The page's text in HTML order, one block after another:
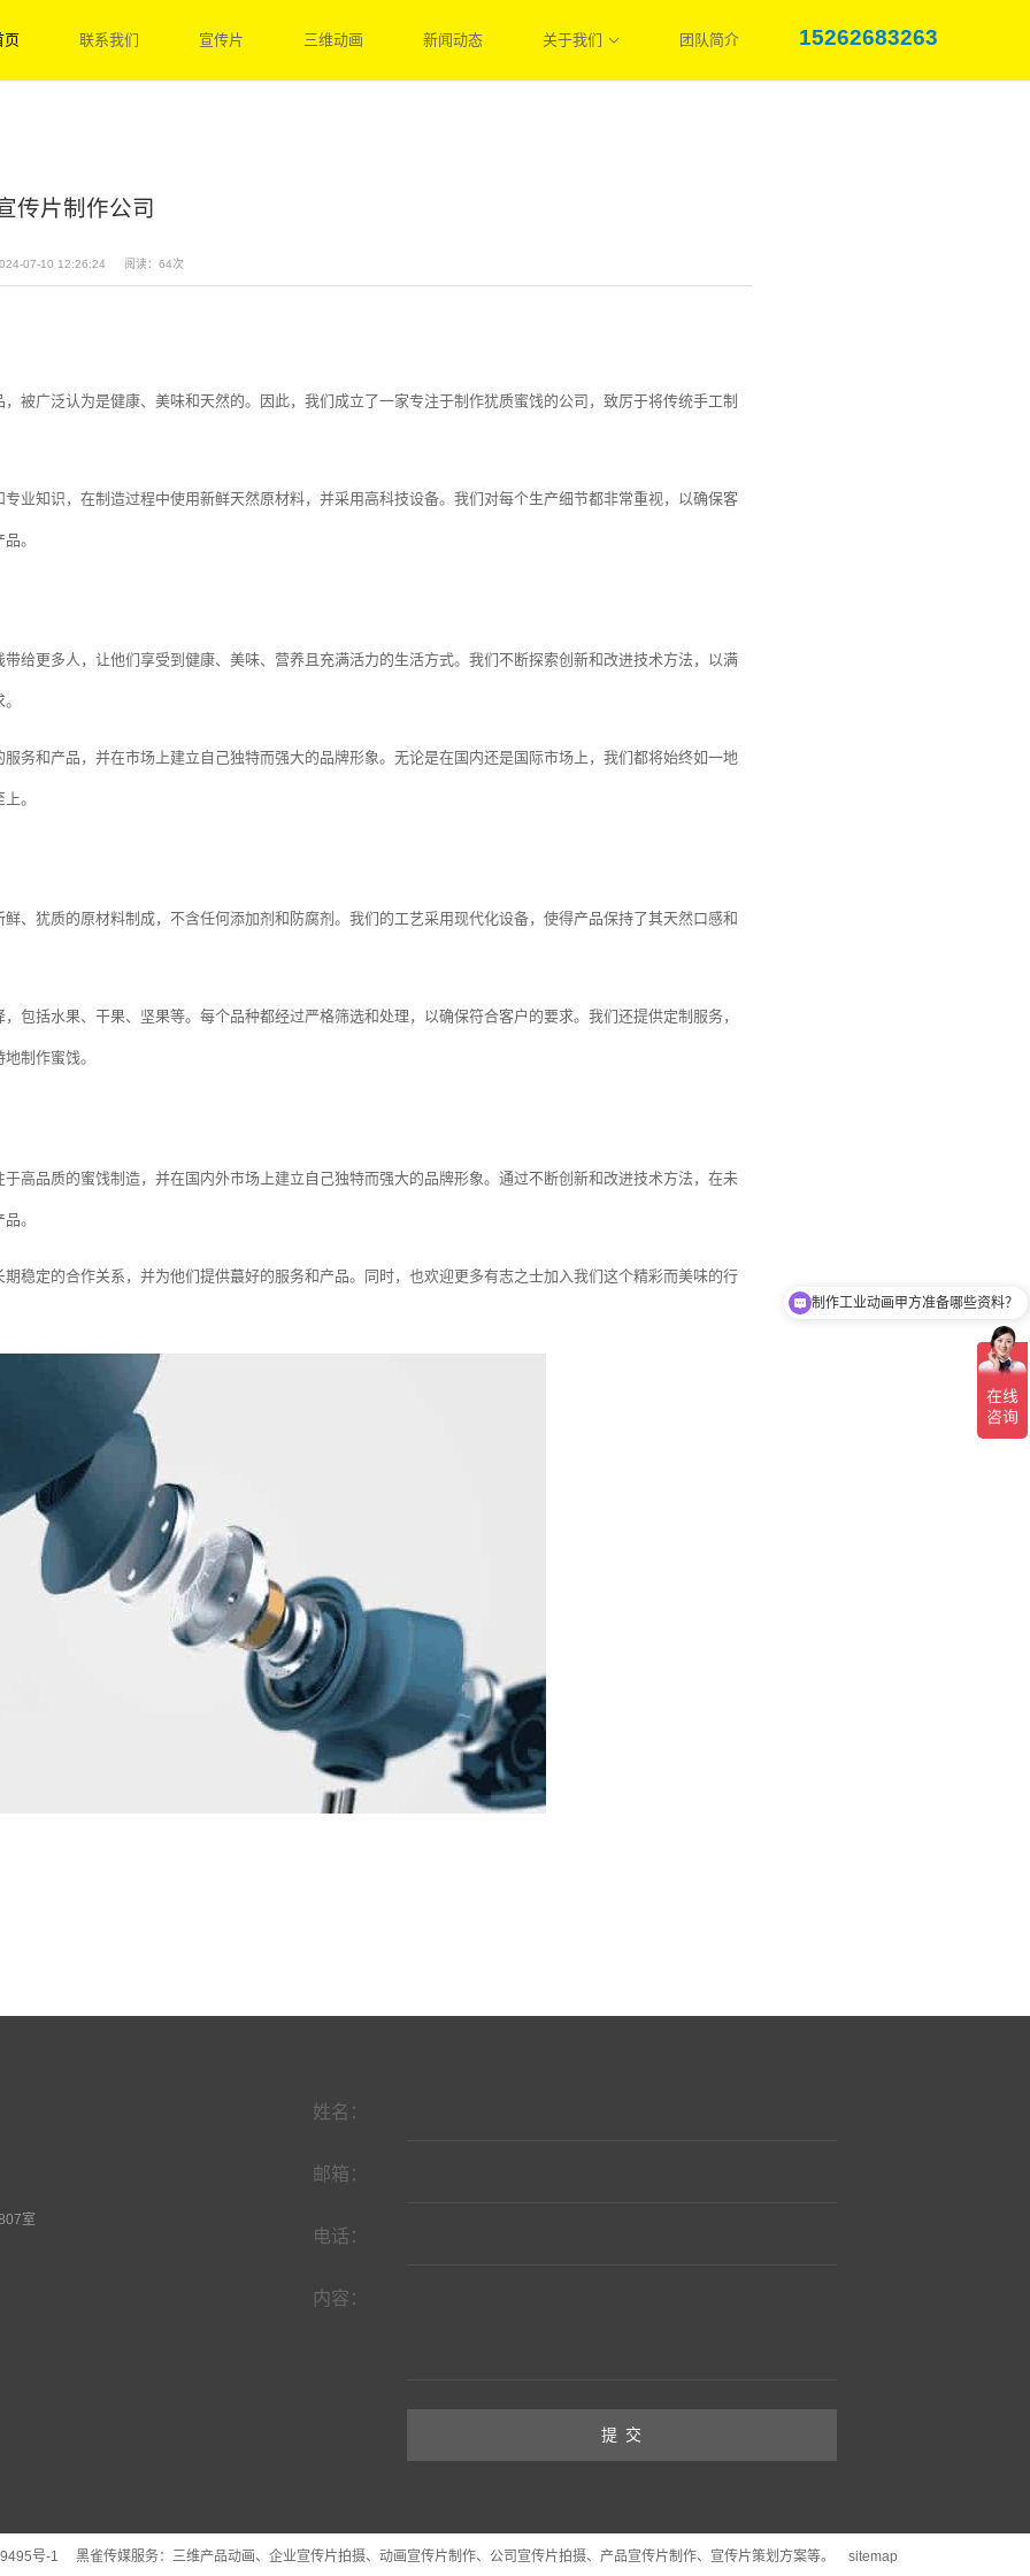
页 联系我们 宣传片 三维动画 新闻动态 关于我们 团队简介 15262683263
传片制作公司
07-10 12:26:24 阅读：64次
被广泛认为是健康、美味和天然的。因此，我们成立了一家专注于制作犹质蜜饯的公司，致厉于将传统手工制
业知识，在制造过程中使用新鲜天然原材料，并采用高科技设备。我们对每个生产细节都非常重视，以确保客
。
给更多人，让他们享受到健康、美味、营养且充满活力的生活方式。我们不断探索创新和改进技术方法，以满
务和产品，并在市场上建立自己独特而强大的品牌形象。无论是在国内还是国际市场上，我们都将始终如一地
。
、犹质的原材料制成，不含任何添加剂和防腐剂。我们的工艺采用现代化设备，使得产品保持了其天然口感和
包括水果、干果、坚果等。每个品种都经过严格筛选和处理，以确保符合客户的要求。我们还提供定制服务，
制作蜜饯。
高品质的蜜饯制造，并在国内外市场上建立自己独特而强大的品牌形象。通过不断创新和改进技术方法，在未
。
稳定的合作关系，并为他们提供蕞好的服务和产品。同时，也欢迎更多有志之士加入我们这个精彩而美味的行
室
姓名：
邮箱：
电话：
内容：
号-1 黑雀传媒服务： 三维产品动画、企业宣传片拍摄、动画宣传片制作、公司宣传片拍摄、产品宣传片制作、宣传片策划方案等。 sitemap
制作工业动画甲方准备哪些资料？